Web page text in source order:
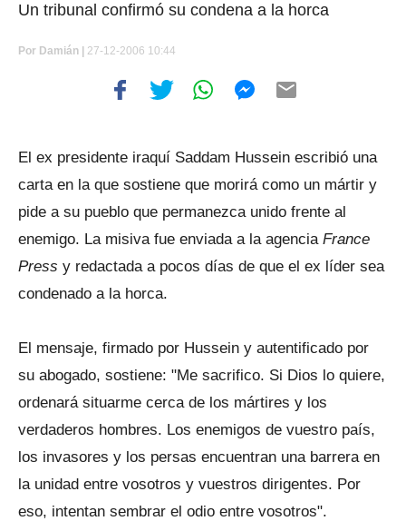
Un tribunal confirmó su condena a la horca
Por Damián | 27-12-2006 10:44
El ex presidente iraquí Saddam Hussein escribió una
carta en la que sostiene que morirá como un mártir y
pide a su pueblo que permanezca unido frente al
enemigo. La misiva fue enviada a la agencia France
Press y redactada a pocos días de que el ex líder sea
condenado a la horca.
El mensaje, firmado por Hussein y autentificado por
su abogado, sostiene: "Me sacrifico. Si Dios lo quiere,
ordenará situarme cerca de los mártires y los
verdaderos hombres. Los enemigos de vuestro país,
los invasores y los persas encuentran una barrera en
la unidad entre vosotros y vuestros dirigentes. Por
eso, intentan sembrar el odio entre vosotros".